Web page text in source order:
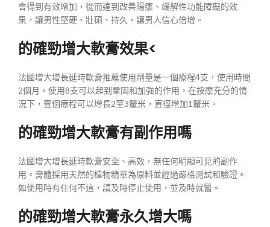
會得到有效增加，從而達到改善陽痿、緩解性功能障礙的效
果，讓男性堅硬、壯碩、持久，讓男人信心倍增。
的確勁增大軟膏效果<
法國增大增長延時軟膏推薦使用劑量是一個療程4支，使用時間
2個月。使用8支可以起到鞏固和加強的作用，在按摩充分的情
況下，壹個療程可以增長2至3釐米，直徑增加1釐米。
的確勁增大軟膏有副作用嗎
法國增大增長延時軟膏安全、高效，無任何明顯可見的副作
用。膏體採用天然的植物精華為原料並經過嚴格測試和驗證。
如使用時有任何不這，請及時停止使用，並及時就醫。
的確勁增大軟膏永久增大嗎